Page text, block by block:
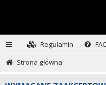
Regulamin
Strona główna